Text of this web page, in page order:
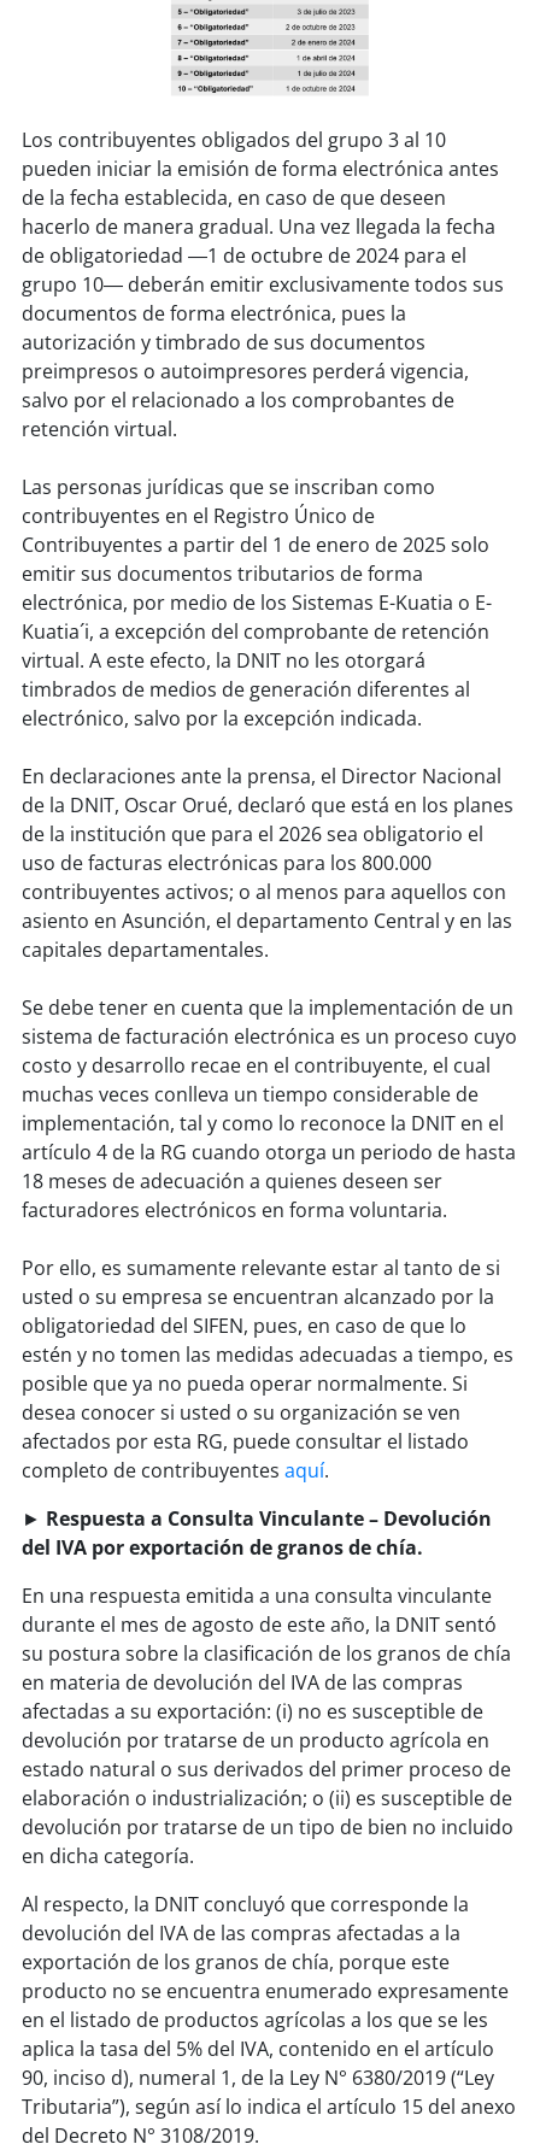
Los contribuyentes obligados del grupo 3 al 10
pueden iniciar la emisión de forma electrónica antes
de la fecha establecida, en caso de que deseen
hacerlo de manera gradual. Una vez llegada la fecha
de obligatoriedad ―1 de octubre de 2024 para el
grupo 10― deberán emitir exclusivamente todos sus
documentos de forma electrónica, pues la
autorización y timbrado de sus documentos
preimpresos o autoimpresores perderá vigencia,
salvo por el relacionado a los comprobantes de
retención virtual.
Las personas jurídicas que se inscriban como
contribuyentes en el Registro Único de
Contribuyentes a partir del 1 de enero de 2025 solo
emitir sus documentos tributarios de forma
electrónica, por medio de los Sistemas E-Kuatia o E-
Kuatia´i, a excepción del comprobante de retención
virtual. A este efecto, la DNIT no les otorgará
timbrados de medios de generación diferentes al
electrónico, salvo por la excepción indicada.
En declaraciones ante la prensa, el Director Nacional
de la DNIT, Oscar Orué, declaró que está en los planes
de la institución que para el 2026 sea obligatorio el
uso de facturas electrónicas para los 800.000
contribuyentes activos; o al menos para aquellos con
asiento en Asunción, el departamento Central y en las
capitales departamentales.
Se debe tener en cuenta que la implementación de un
sistema de facturación electrónica es un proceso cuyo
costo y desarrollo recae en el contribuyente, el cual
muchas veces conlleva un tiempo considerable de
implementación, tal y como lo reconoce la DNIT en el
artículo 4 de la RG cuando otorga un periodo de hasta
18 meses de adecuación a quienes deseen ser
facturadores electrónicos en forma voluntaria.
Por ello, es sumamente relevante estar al tanto de si
usted o su empresa se encuentran alcanzado por la
obligatoriedad del SIFEN, pues, en caso de que lo
estén y no tomen las medidas adecuadas a tiempo, es
posible que ya no pueda operar normalmente. Si
desea conocer si usted o su organización se ven
afectados por esta RG, puede consultar el listado
completo de contribuyentes aquí.
► Respuesta a Consulta Vinculante – Devolución
del IVA por exportación de granos de chía.
En una respuesta emitida a una consulta vinculante
durante el mes de agosto de este año, la DNIT sentó
su postura sobre la clasificación de los granos de chía
en materia de devolución del IVA de las compras
afectadas a su exportación: (i) no es susceptible de
devolución por tratarse de un producto agrícola en
estado natural o sus derivados del primer proceso de
elaboración o industrialización; o (ii) es susceptible de
devolución por tratarse de un tipo de bien no incluido
en dicha categoría.
Al respecto, la DNIT concluyó que corresponde la
devolución del IVA de las compras afectadas a la
exportación de los granos de chía, porque este
producto no se encuentra enumerado expresamente
en el listado de productos agrícolas a los que se les
aplica la tasa del 5% del IVA, contenido en el artículo
90, inciso d), numeral 1, de la Ley N° 6380/2019 (“Ley
Tributaria”), según así lo indica el artículo 15 del anexo
del Decreto N° 3108/2019.